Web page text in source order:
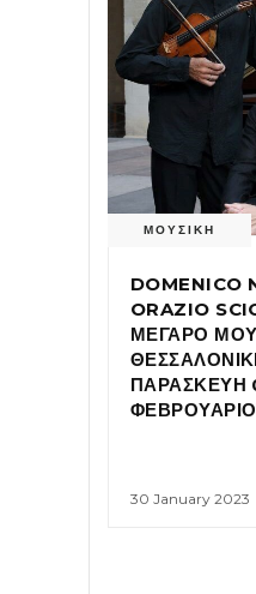
ΜΟΥΣΙΚΗ
DOMENICO
ORAZIO
ΜΕΓΑΡΟ
ΠΑΡΑΣΚΕΥΗ
30 January 2023